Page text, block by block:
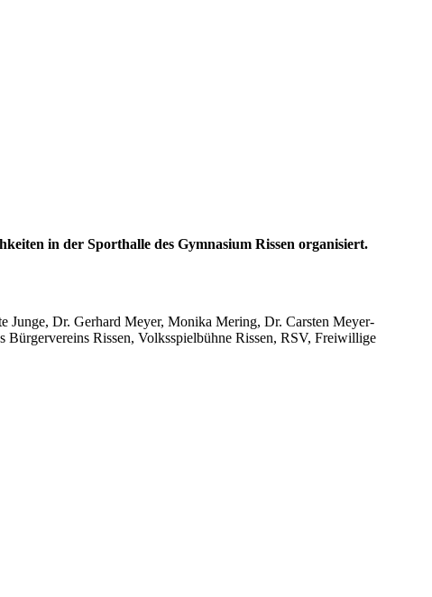
in der Sporthalle des Gymnasium Rissen organisiert.
Junge, Dr. Gerhard Meyer, Monika Mering, Dr. Carsten Meyer-
Rissen, Volksspielbühne Rissen, RSV, Freiwillige